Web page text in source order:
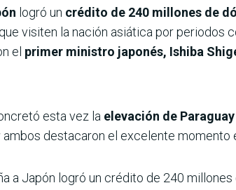
logró un crédito de 240 millones de
que visiten la nación asiática por periodos
el primer ministro japonés, Ishiba
esta vez la elevación de
destacaron el excelente momento
a Japón logró un crédito de 240